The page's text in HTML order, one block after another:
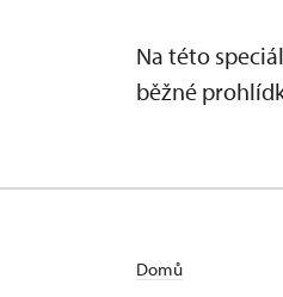
Na této
běžné
Domů